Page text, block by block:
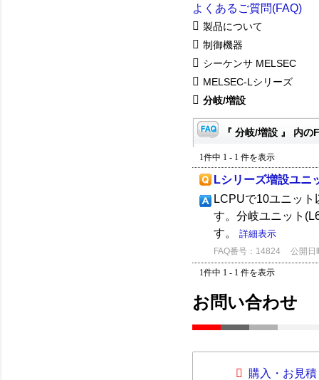
よくあるご質問(FAQ)
製品について
制御機器
シーケンサ MELSEC
MELSEC-Lシリーズ
分岐/増設
『 分岐/増設 』 内の
1件中 1 - 1 件を表示
Lシリーズ増設ユニ
LCPUで10ユニッ
す。分岐ユニット
す。 詳細表示
FAQ番号：14824 公開日
1件中 1 - 1 件を表示
お問い合わせ
購入・お見